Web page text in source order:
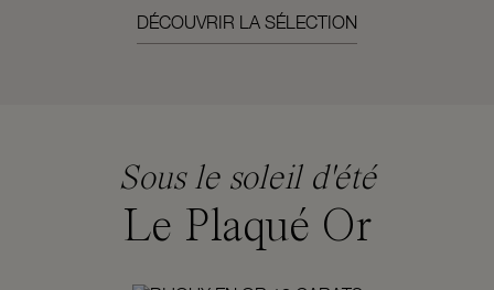
DÉCOUVRIR LA SÉLECTION
Sous le soleil d'été
Le Plaqué Or